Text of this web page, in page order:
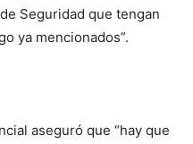
Seguridad que tengan
ya mencionados”.
aseguró que “hay que